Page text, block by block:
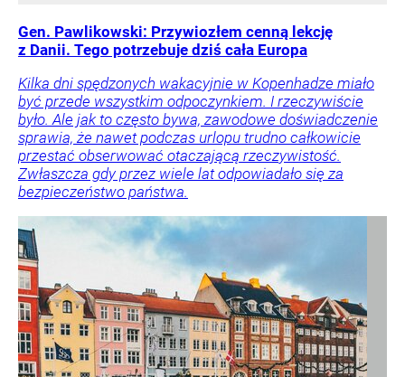
Gen. Pawlikowski: Przywiozłem cenną lekcję
z Danii. Tego potrzebuje dziś cała Europa
Kilka dni spędzonych wakacyjnie w Kopenhadze miało
być przede wszystkim odpoczynkiem. I rzeczywiście
było. Ale jak to często bywa, zawodowe doświadczenie
sprawia, że nawet podczas urlopu trudno całkowicie
przestać obserwować otaczającą rzeczywistość.
Zwłaszcza gdy przez wiele lat odpowiadało się za
bezpieczeństwo państwa.